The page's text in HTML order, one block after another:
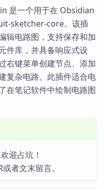
是一个用于在 Obsidian
sketcher-core。该插
辑电路图，支持保存和加
件库，并具备响应式设
右键菜单创建节点、添加
复杂电路。此插件适合电
在笔记软件中绘制电路图
迎占坑！
者文末留言。